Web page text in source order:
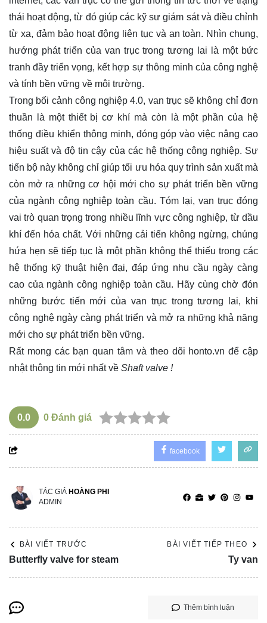
thái hoạt động, từ đó giúp các kỹ sư giám sát và điều chỉnh
từ xa, đảm bảo hoạt động liên tục và an toàn. Nhìn chung,
hướng phát triển của van trục trong tương lai là một bức
tranh đầy triển vọng, kết hợp sự thông minh của công nghệ
và tính bền vững về môi trường.
Trong bối cảnh công nghiệp 4.0, van trục sẽ không chỉ đơn
thuần là một thiết bị cơ khí mà còn là một phần của hệ
thống điều khiển thông minh, đóng góp vào việc nâng cao
hiệu suất và độ tin cậy của các hệ thống công nghiệp. Sự
tiến bộ này không chỉ giúp tối ưu hóa quy trình sản xuất mà
còn mở ra những cơ hội mới cho sự phát triển bền vững
của ngành công nghiệp toàn cầu. Tóm lại, van trục đóng
vai trò quan trọng trong nhiều lĩnh vực công nghiệp, từ dầu
khí đến hóa chất. Với những cải tiến không ngừng, chúng
hứa hẹn sẽ tiếp tục là một phần không thể thiếu trong các
hệ thống kỹ thuật hiện đại, đáp ứng nhu cầu ngày càng
cao của ngành công nghiệp toàn cầu. Hãy cùng chờ đón
những bước tiến mới của van trục trong tương lai, khi
công nghệ ngày càng phát triển và mở ra những khả năng
mới cho sự phát triển bền vững.
Rất mong các bạn quan tâm và theo dõi honto.vn để cập
nhật thông tin mới nhất về Shaft valve !
0.0 0 Đánh giá
facebook
TÁC GIẢ HOÀNG PHI
ADMIN
BÀI VIẾT TRƯỚC
Butterfly valve for steam
BÀI VIẾT TIẾP THEO
Ty van
Thêm bình luận